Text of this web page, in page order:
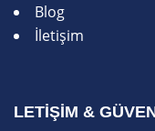
Blog
İletişim
LETIŞIM &